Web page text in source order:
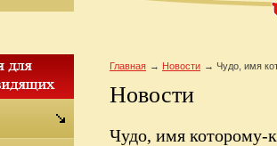
Главная Новости Чудо, имя
Новости
Чудо, имя которому-